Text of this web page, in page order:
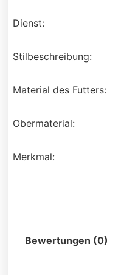
Dienst:
Stilbeschreibung:
Material des Futters:
Obermaterial:
Merkmal:
Bewertungen (0)